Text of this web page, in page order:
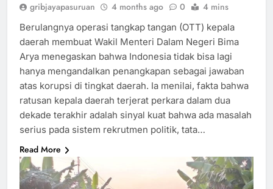
gribjayapasuruan 4 months ago 0 4 mins
Berulangnya operasi tangkap tangan (OTT) kepala
daerah membuat Wakil Menteri Dalam Negeri Bima
Arya menegaskan bahwa Indonesia tidak bisa lagi
hanya mengandalkan penangkapan sebagai jawaban
atas korupsi di tingkat daerah. Ia menilai, fakta bahwa
ratusan kepala daerah terjerat perkara dalam dua
dekade terakhir adalah sinyal kuat bahwa ada masalah
serius pada sistem rekrutmen politik, tata…
Read More